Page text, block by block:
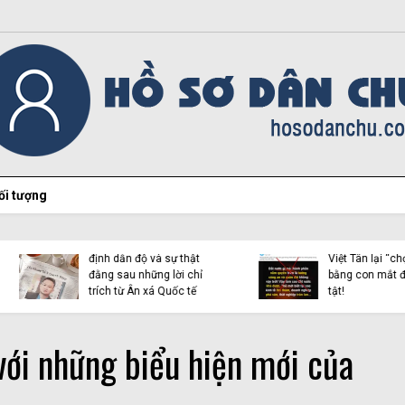
tượng
Việt Tân lại “chọc ngoáy”
bằng con mắt đôi tai dị
tật!
Tuệ và những luận điệu
dụng tôn giáo trên
xã hội
những biểu hiện mới của